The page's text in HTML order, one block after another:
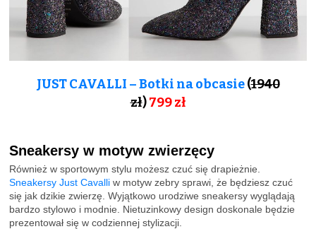
JUST CAVALLI – Botki na obcasie(1940
zł)799zł
Sneakersy w motyw zwierzęcy
Również w sportowym stylu możesz czuć się drapieżnie.
Sneakersy Just Cavalli w motyw zebry sprawi, że będziesz czuć
się jak dzikie zwierzę. Wyjątkowo urodziwe sneakersy wyglądają
bardzo stylowo i modnie. Nietuzinkowy design doskonale będzie
prezentował się w codziennej stylizacji.